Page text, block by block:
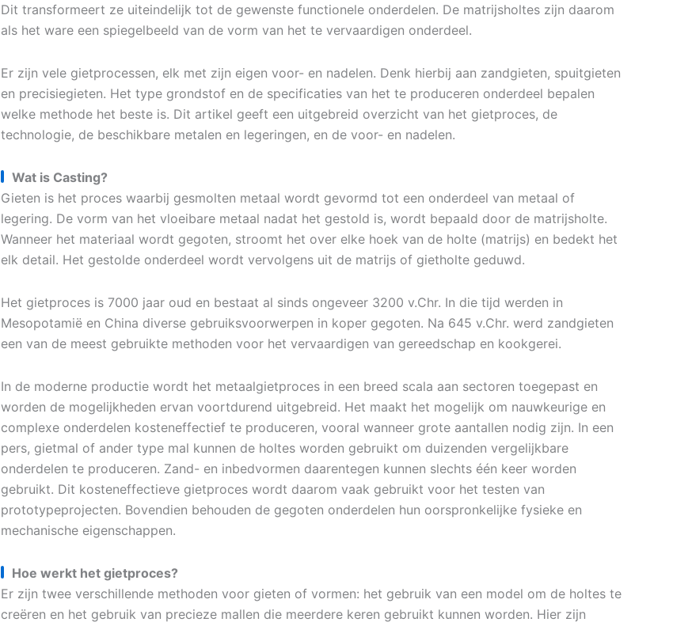
Dit transformeert ze uiteindelijk tot de gewenste functionele onderdelen. De matrijsholtes zijn daarom
als het ware een spiegelbeeld van de vorm van het te vervaardigen onderdeel.
Er zijn vele gietprocessen, elk met zijn eigen voor- en nadelen. Denk hierbij aan zandgieten, spuitgieten
en precisiegieten. Het type grondstof en de specificaties van het te produceren onderdeel bepalen
welke methode het beste is. Dit artikel geeft een uitgebreid overzicht van het gietproces, de
technologie, de beschikbare metalen en legeringen, en de voor- en nadelen.
Wat is Casting?
Gieten is het proces waarbij gesmolten metaal wordt gevormd tot een onderdeel van metaal of
legering. De vorm van het vloeibare metaal nadat het gestold is, wordt bepaald door de matrijsholte.
Wanneer het materiaal wordt gegoten, stroomt het over elke hoek van de holte (matrijs) en bedekt het
elk detail. Het gestolde onderdeel wordt vervolgens uit de matrijs of gietholte geduwd.
Het gietproces is 7000 jaar oud en bestaat al sinds ongeveer 3200 v.Chr. In die tijd werden in
Mesopotamië en China diverse gebruiksvoorwerpen in koper gegoten. Na 645 v.Chr. werd zandgieten
een van de meest gebruikte methoden voor het vervaardigen van gereedschap en kookgerei.
In de moderne productie wordt het metaalgietproces in een breed scala aan sectoren toegepast en
worden de mogelijkheden ervan voortdurend uitgebreid. Het maakt het mogelijk om nauwkeurige en
complexe onderdelen kosteneffectief te produceren, vooral wanneer grote aantallen nodig zijn. In een
pers, gietmal of ander type mal kunnen de holtes worden gebruikt om duizenden vergelijkbare
onderdelen te produceren. Zand- en inbedvormen daarentegen kunnen slechts één keer worden
gebruikt. Dit kosteneffectieve gietproces wordt daarom vaak gebruikt voor het testen van
prototypeprojecten. Bovendien behouden de gegoten onderdelen hun oorspronkelijke fysieke en
mechanische eigenschappen.
Hoe werkt het gietproces?
Er zijn twee verschillende methoden voor gieten of vormen: het gebruik van een model om de holtes te
creëren en het gebruik van precieze mallen die meerdere keren gebruikt kunnen worden. Hier zijn